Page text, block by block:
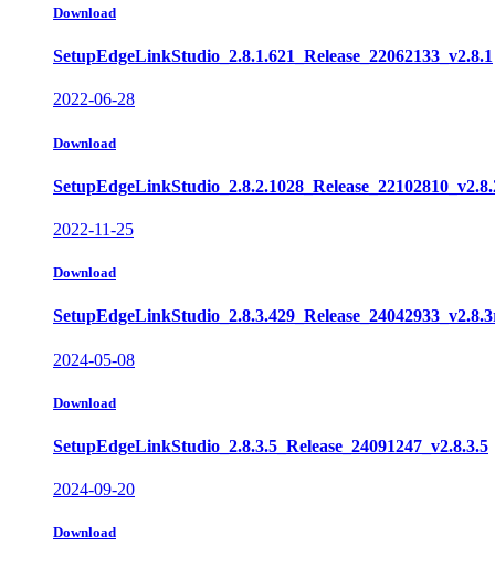
Download
SetupEdgeLinkStudio_2.8.1.621_Release_22062133_v2.8.1
2022-06-28
Download
2022-11-25
Download
2024-05-08
Download
SetupEdgeLinkStudio_2.8.3.5_Release_24091247_v2.8.3.5
2024-09-20
Download